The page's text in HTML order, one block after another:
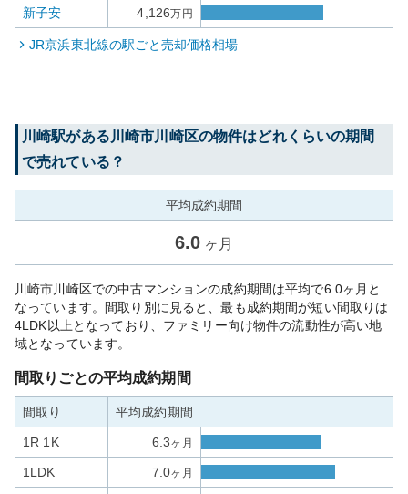
新子安 4,126万円
JR京浜東北線の駅ごと売却価格相場
川崎駅がある 川崎市川崎区の物件はどれくらいの期間
で売れている？
平均成約期間
6.0 ヶ月
川崎市川崎区での中古マンションの成約期間は平均で6.0ヶ月と
なっています。間取り別に見ると、最も成約期間が短い間取りは
4LDK以上となっており、ファミリー向け物件の流動性が高い地
域となっています。
間取りごとの平均成約期間
間取り 平均成約期間
1R 1K 6.3ヶ月
1LDK 7.0ヶ月